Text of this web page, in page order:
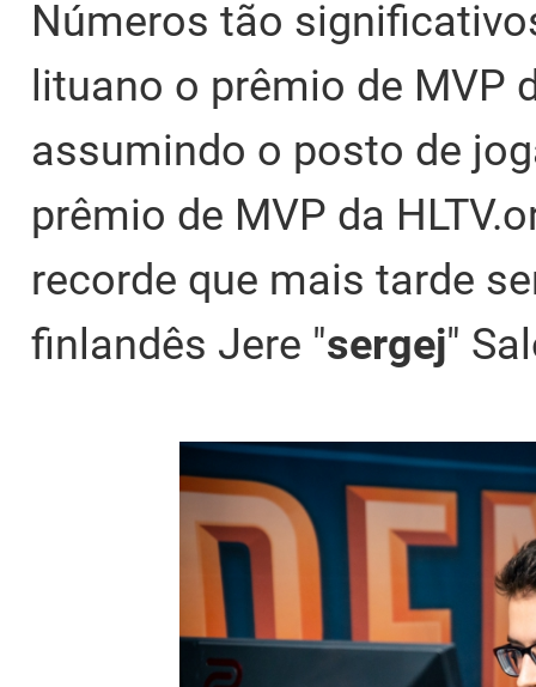
Números tão
lituano o prêmio de MVP
assumindo o posto de
prêmio de MVP da
recorde que mais tarde
finlandês Jere "sergej"